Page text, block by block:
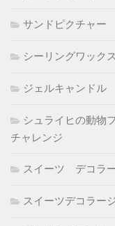
サンドピクチャー
シーリングワックス
ジェルキャンドル
シュライヒの動物
チャレンジ
スイーツ デコラ
スイーツデコラー